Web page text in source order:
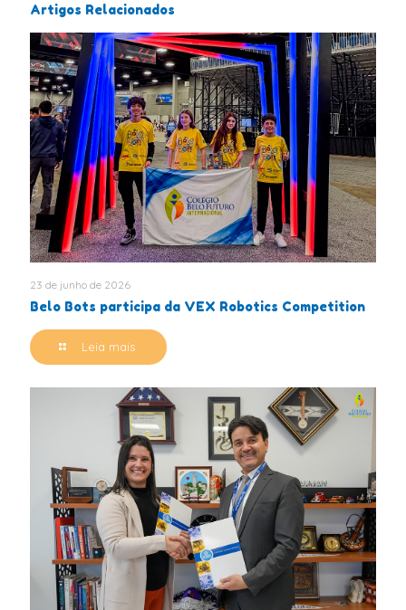
Artigos Relacionados
23 de junho de 2026
Belo Bots participa da VEX Robotics Competition
Leia mais